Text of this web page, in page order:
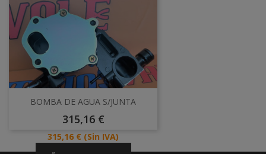
BOMBA DE AGUA S/JUNTA
Precio
315,16 €
Precio
315,16 € (Sin IVA)